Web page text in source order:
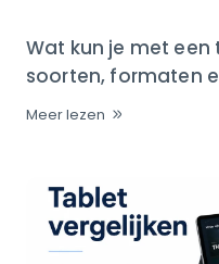
Wat kun je met
soorten, formaten
Meer lezen